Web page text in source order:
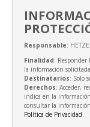
Responsable:
Finalidad:
la información
Destinatarios: Solo
Derechos: Acceder,
indica en la
consultar la
Política de Privacidad.